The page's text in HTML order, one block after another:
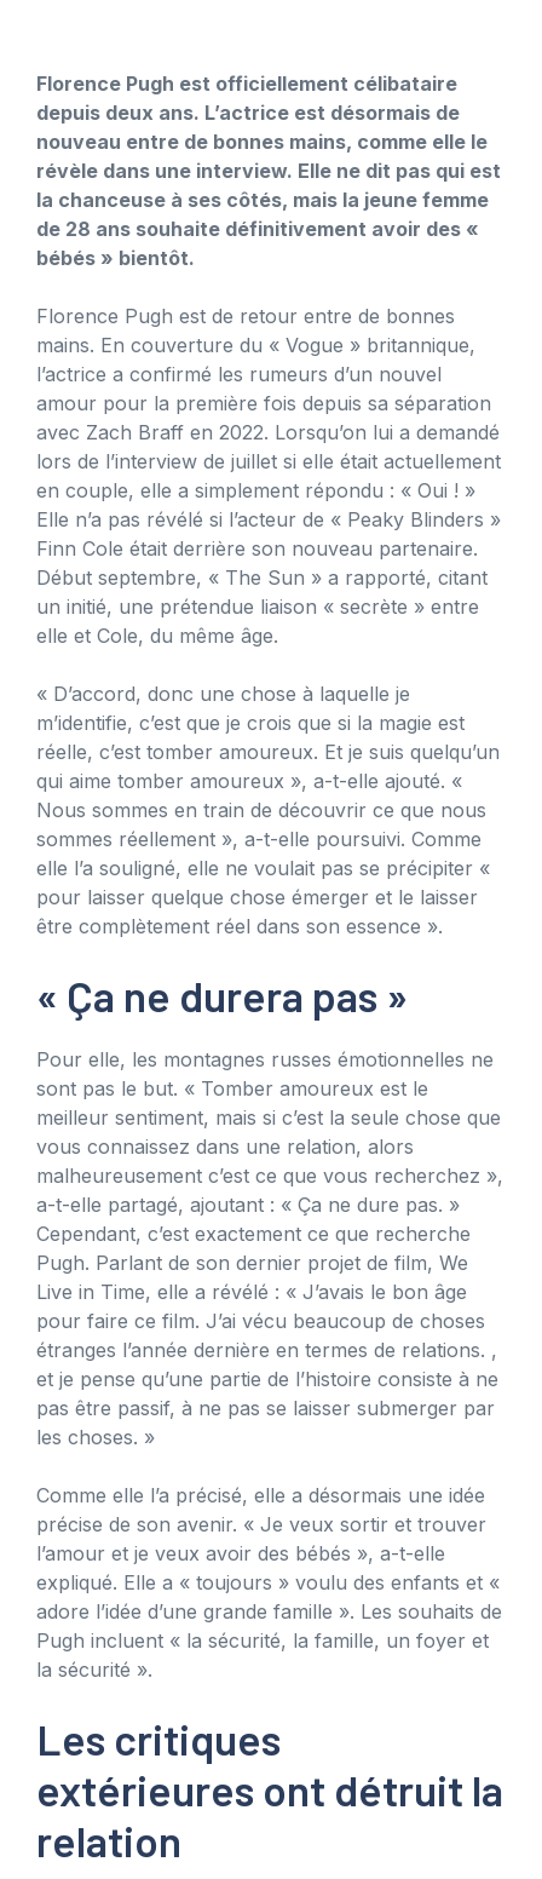
Florence Pugh est officiellement célibataire
depuis deux ans. L’actrice est désormais de
nouveau entre de bonnes mains, comme elle le
révèle dans une interview. Elle ne dit pas qui est
la chanceuse à ses côtés, mais la jeune femme
de 28 ans souhaite définitivement avoir des «
bébés » bientôt.
Florence Pugh est de retour entre de bonnes
mains. En couverture du « Vogue » britannique,
l’actrice a confirmé les rumeurs d’un nouvel
amour pour la première fois depuis sa séparation
avec Zach Braff en 2022. Lorsqu’on lui a demandé
lors de l’interview de juillet si elle était actuellement
en couple, elle a simplement répondu : « Oui ! »
Elle n’a pas révélé si l’acteur de « Peaky Blinders »
Finn Cole était derrière son nouveau partenaire.
Début septembre, « The Sun » a rapporté, citant
un initié, une prétendue liaison « secrète » entre
elle et Cole, du même âge.
« D’accord, donc une chose à laquelle je
m’identifie, c’est que je crois que si la magie est
réelle, c’est tomber amoureux. Et je suis quelqu’un
qui aime tomber amoureux », a-t-elle ajouté. «
Nous sommes en train de découvrir ce que nous
sommes réellement », a-t-elle poursuivi. Comme
elle l’a souligné, elle ne voulait pas se précipiter «
pour laisser quelque chose émerger et le laisser
être complètement réel dans son essence ».
« Ça ne durera pas »
Pour elle, les montagnes russes émotionnelles ne
sont pas le but. « Tomber amoureux est le
meilleur sentiment, mais si c’est la seule chose que
vous connaissez dans une relation, alors
malheureusement c’est ce que vous recherchez »,
a-t-elle partagé, ajoutant : « Ça ne dure pas. »
Cependant, c’est exactement ce que recherche
Pugh. Parlant de son dernier projet de film, We
Live in Time, elle a révélé : « J’avais le bon âge
pour faire ce film. J’ai vécu beaucoup de choses
étranges l’année dernière en termes de relations. ,
et je pense qu’une partie de l’histoire consiste à ne
pas être passif, à ne pas se laisser submerger par
les choses. »
Comme elle l’a précisé, elle a désormais une idée
précise de son avenir. « Je veux sortir et trouver
l’amour et je veux avoir des bébés », a-t-elle
expliqué. Elle a « toujours » voulu des enfants et «
adore l’idée d’une grande famille ». Les souhaits de
Pugh incluent « la sécurité, la famille, un foyer et
la sécurité ».
Les critiques
extérieures ont détruit la
relation